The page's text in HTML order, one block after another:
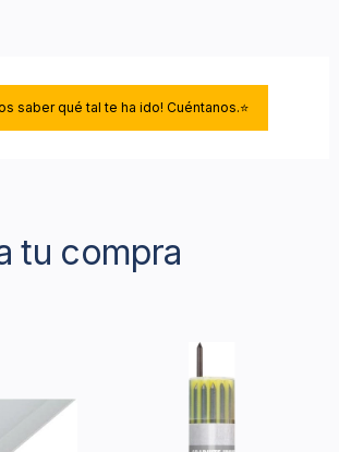
saber qué tal te ha ido! Cuéntanos.⭐
tu compra